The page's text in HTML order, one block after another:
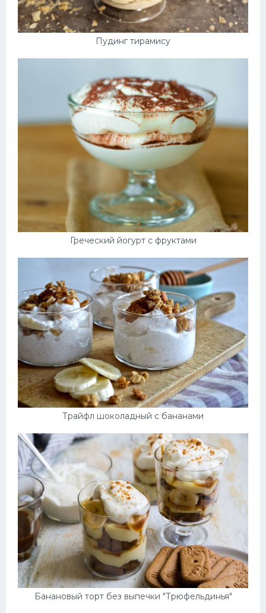
Пудинг тирамису
Греческий йогурт с фруктами
Трайфл шоколадный с бананами
Банановый торт без выпечки "Трюфельдинья"